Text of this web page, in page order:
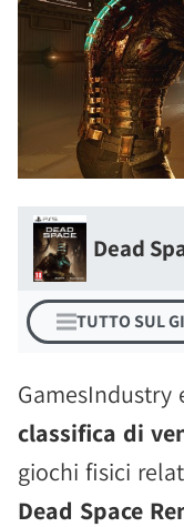
Dead
TUTTO SUL
GamesIndustry
classifica di
giochi fisici
Dead Space